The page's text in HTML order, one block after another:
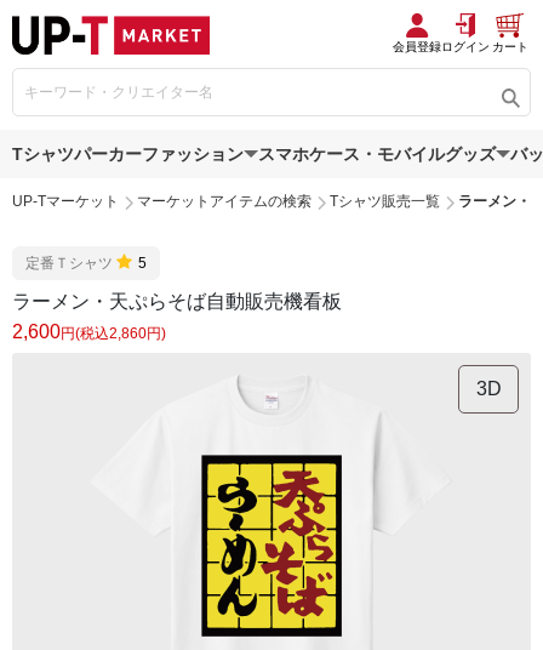
会員登録ログイン カート
Tシャツパーカーファッション スマホケース・モバイルグッズ バ
UP-Tマーケット マーケットアイテムの検索 Tシャツ販売一覧 ラーメン・
定番Ｔシャツ 5
ラーメン・天ぷらそば自動販売機看板
2,600円(税込2,860円)
3D